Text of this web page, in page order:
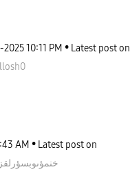
202510:11 PM
Latest post on
AM
Latest post on